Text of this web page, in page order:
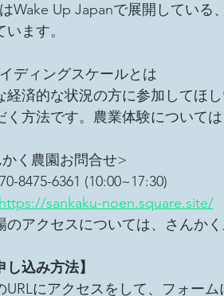
Wake Up Japanで展開している
ます。
ディングスケールとは
経済的な状況の方に参加してほ
く方法です。農業体験について
く農園お問合せ>
8475-6361 (10:00~17:30)
https://sankaku-noen.square.site/
アクセスについては、さんか
し込み方法】
URLにアクセスをして、フォー